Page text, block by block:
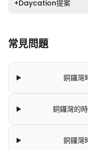
+Daycation提案
常見問題
銅鑼灣
銅鑼灣的
銅鑼灣